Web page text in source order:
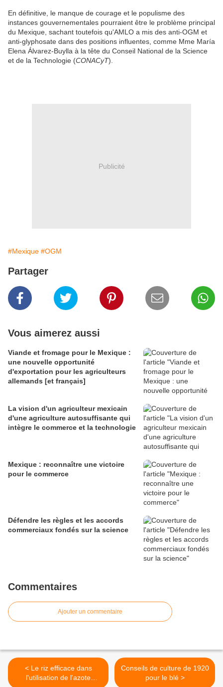
En définitive, le manque de courage et le populisme des
instances gouvernementales pourraient être le problème principal
du Mexique, sachant toutefois qu'AMLO a mis des anti-OGM et
anti-glyphosate dans des positions influentes, comme Mme María
Elena Álvarez-Buylla à la tête du Conseil National de la Science
et de la Technologie (CONACyT).
Publicité
#Mexique #OGM
Partager
Vous aimerez aussi
Viande et fromage pour le Mexique :
une nouvelle opportunité
d'exportation pour les agriculteurs
allemands [et français]
La vision d'un agriculteur mexicain
d'une agriculture autosuffisante qui
intègre le commerce et la technologie
Mexique : reconnaître une victoire
pour le commerce
Défendre les règles et les accords
commerciaux fondés sur la science
Commentaires
Ajouter un commentaire
< Le riz efficace dans
l'utilisation de l'azote
Conseils de culture de 1920
pour le blé >